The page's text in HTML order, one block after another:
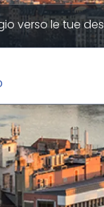
verso le tue